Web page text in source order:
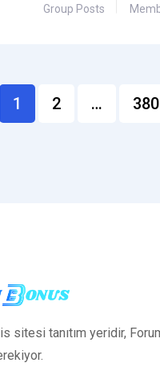
Group Posts
1 2 … 380
sitesi tanıtım yeridir,